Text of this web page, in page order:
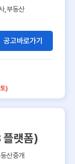
,부동산
공고바로가기
)
플랫폼)
산중개